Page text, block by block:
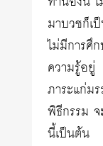
มาบวชก็
ไม่มีการศึ
ความรู้อยู่
ภาระแก่ม
พิธีกรรม
นี้เป็นต้น